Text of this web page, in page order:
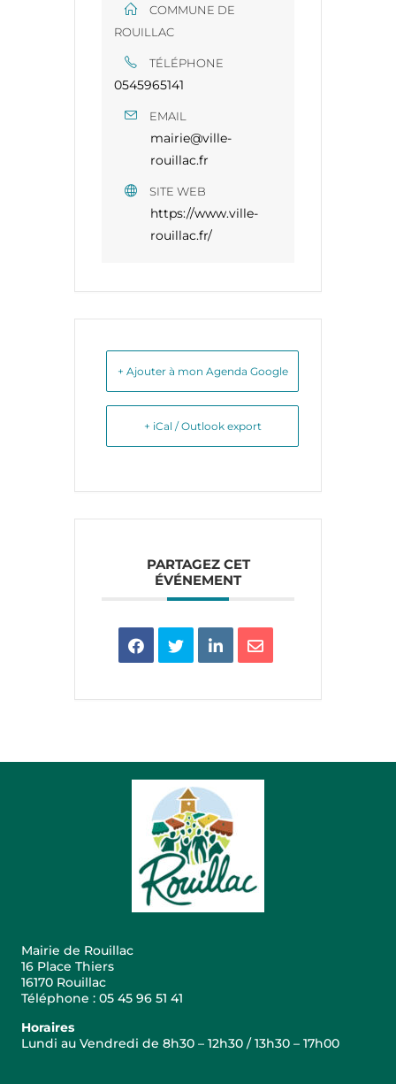
COMMUNE DE
ROUILLAC
TÉLÉPHONE
0545965141
EMAIL
mairie@ville-
rouillac.fr
SITE WEB
https://www.ville-
rouillac.fr/
+ Ajouter à mon Agenda Google
+ iCal / Outlook export
PARTAGEZ CET
ÉVÉNEMENT
Mairie de Rouillac
16 Place Thiers
16170 Rouillac
Téléphone : 05 45 96 51 41
Horaires
Lundi au Vendredi de 8h30 – 12h30 / 13h30 – 17h00